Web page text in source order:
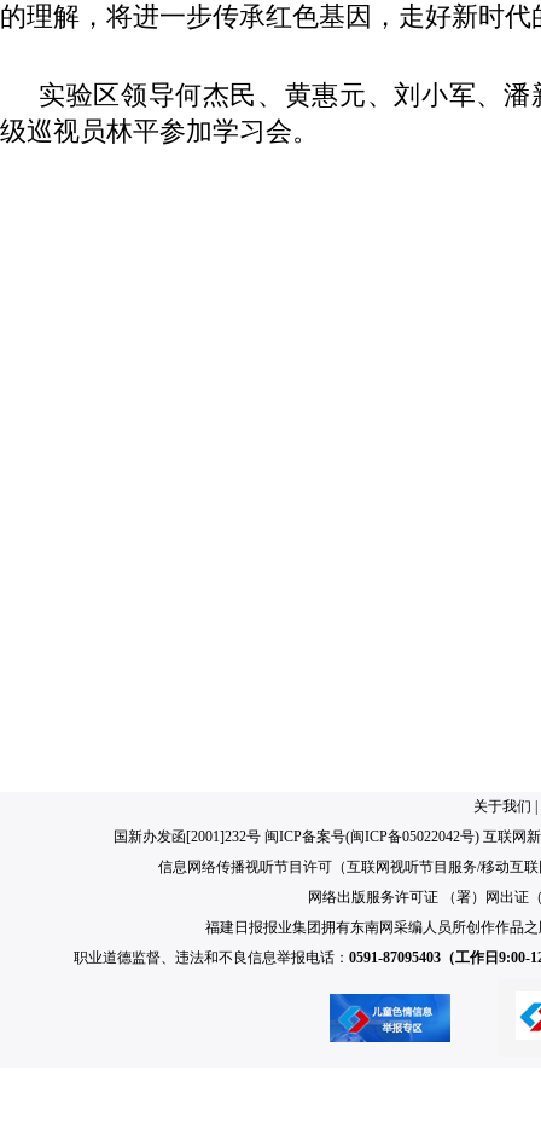
的理解，将进一步传承红色基因，走好新时代
实验区领导何杰民、黄惠元、刘小军、潘
级巡视员林平参加学习会。
关于我们
国新办发函[2001]232号 闽ICP备案号(闽ICP备05022042号) 互联网
信息网络传播视听节目许可（互联网视听节目服务/移动互
网络出版服务许可证 （署）网出证
福建日报报业集团拥有东南网采编人员所创作作品
职业道德监督、违法和不良信息举报电话： 0591-87095403（工作日9:00-